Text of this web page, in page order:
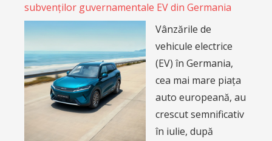
subvenților guvernamentale EV din Germania
Vânzările de
vehicule electrice
(EV) în Germania,
cea mai mare piața
auto europeană, au
crescut semnificativ
în iulie, după